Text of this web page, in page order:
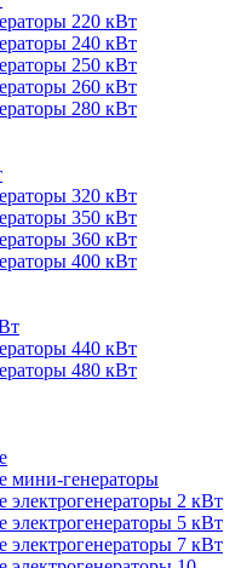
220 кВт
240 кВт
250 кВт
260 кВт
280 кВт
320 кВт
350 кВт
360 кВт
400 кВт
440 кВт
480 кВт
мини-генераторы
электрогенераторы 2 кВт
электрогенераторы 5 кВт
электрогенераторы 7 кВт